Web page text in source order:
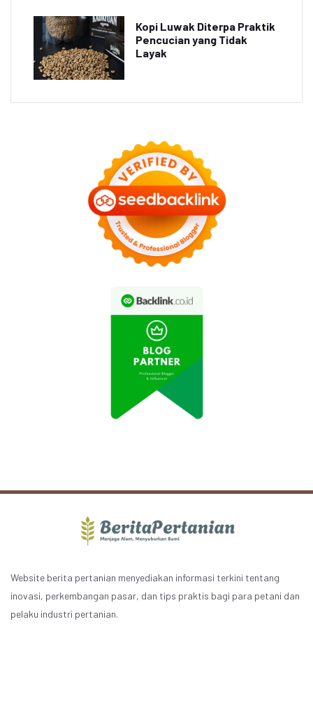
Kopi Luwak Diterpa Praktik
Pencucian yang Tidak
Layak
Website berita pertanian menyediakan informasi terkini tentang
inovasi, perkembangan pasar, dan tips praktis bagi para petani dan
pelaku industri pertanian.